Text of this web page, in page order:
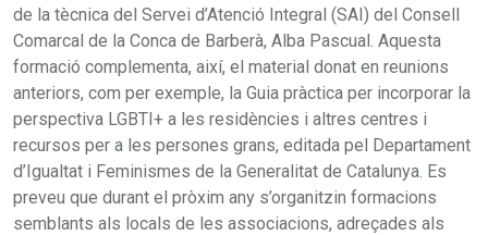
de la tècnica del Servei d’Atenció Integral (SAI) del Consell
Comarcal de la Conca de Barberà, Alba Pascual. Aquesta
formació complementa, així, el material donat en reunions
anteriors, com per exemple, la Guia pràctica per incorporar la
perspectiva LGBTI+ a les residències i altres centres i
recursos per a les persones grans, editada pel Departament
d’Igualtat i Feminismes de la Generalitat de Catalunya. Es
preveu que durant el pròxim any s’organitzin formacions
semblants als locals de les associacions, adreçades als